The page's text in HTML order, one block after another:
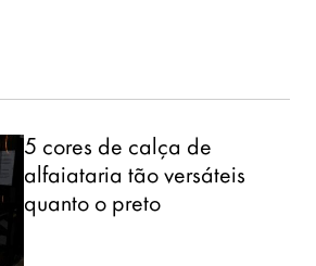
5 cores de calça de
alfaiataria tão versáteis
quanto o preto